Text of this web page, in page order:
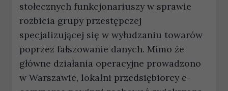
stołecznych funkcjonariuszy w sprawie
rozbicia grupy przestępczej
specjalizującej się w wyłudzaniu towarów
poprzez fałszowanie danych. Mimo że
główne działania operacyjne prowadzono
w Warszawie, lokalni przedsiębiorcy e-